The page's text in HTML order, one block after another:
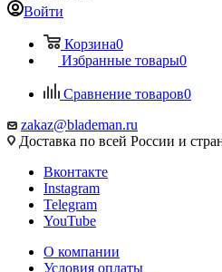
Войти
Корзина0
Избранные товары0
Сравнение товаров0
zakaz@blademan.ru
Доставка по всей России и
Вконтакте
Instagram
Telegram
YouTube
О компании
Условия оплаты